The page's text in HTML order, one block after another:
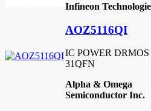
Infineon
AOZ5116QI
IC POWER
31QFN
Alpha & Omega
Semiconductor Inc.